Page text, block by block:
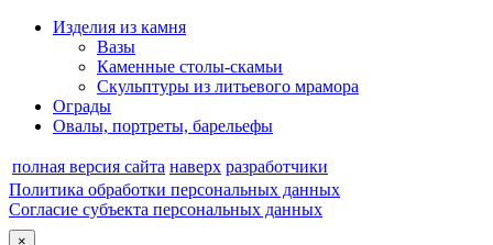
Изделия из камня
Вазы
Каменные столы-скамьи
Скульптуры из литьевого мрамора
Ограды
Овалы, портреты, барельефы
полная версия сайта наверх разработчики
Политика обработки персональных данных
Согласие субъекта персональных данных
×